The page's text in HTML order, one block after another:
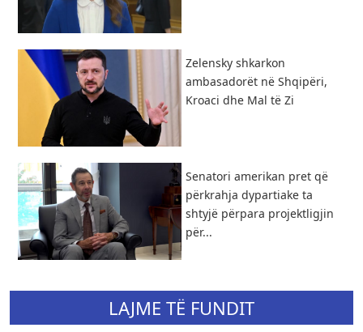
Zelensky shkarkon
ambasadorët në Shqipëri,
Kroaci dhe Mal të Zi
Senatori amerikan pret që
përkrahja dypartiake ta
shtyjë përpara projektligjin
për...
LAJME TË FUNDIT